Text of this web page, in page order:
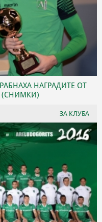
НАГРАДИТЕ ОТ
(СНИМКИ)
ЗА КЛУБА